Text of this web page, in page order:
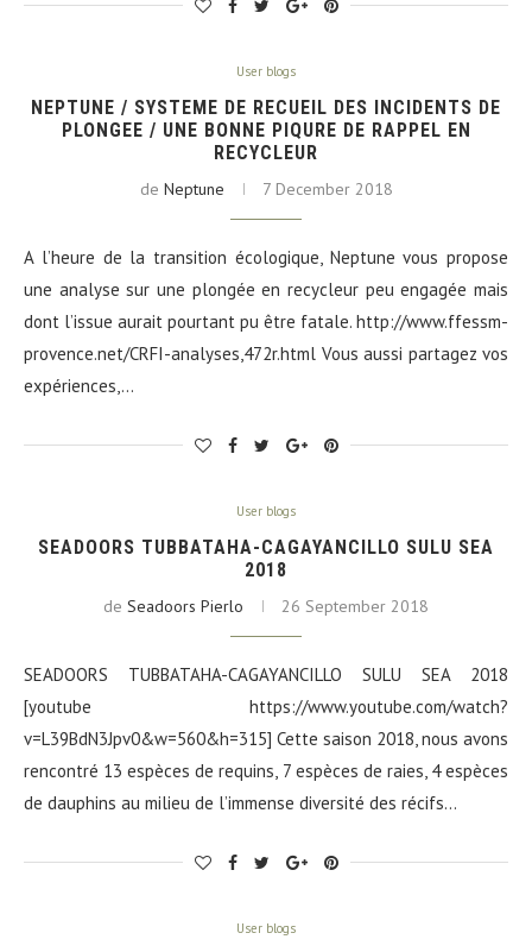
User blogs
NEPTUNE / SYSTEME DE RECUEIL DES INCIDENTS DE
PLONGEE / UNE BONNE PIQURE DE RAPPEL EN
RECYCLEUR
de Neptune 7 December 2018
A l’heure de la transition écologique, Neptune vous propose
une analyse sur une plongée en recycleur peu engagée mais
dont l’issue aurait pourtant pu être fatale. http://www.ffessm-
provence.net/CRFI-analyses,472r.html Vous aussi partagez vos
expériences,…
User blogs
SEADOORS TUBBATAHA-CAGAYANCILLO SULU SEA
2018
de Seadoors Pierlo 26 September 2018
SEADOORS TUBBATAHA-CAGAYANCILLO SULU SEA 2018
[youtube https://www.youtube.com/watch?
v=L39BdN3Jpv0&w=560&h=315] Cette saison 2018, nous avons
rencontré 13 espèces de requins, 7 espèces de raies, 4 espèces
de dauphins au milieu de l’immense diversité des récifs…
User blogs